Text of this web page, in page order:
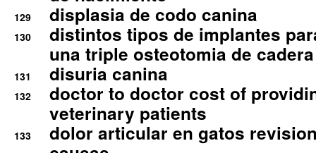
129 displasia de codo canina
130
distintos tipos de implantes
una triple osteotomia de cadera
131 disuria canina
132
doctor to doctor cost of
veterinary patients
133
dolor articular en gatos